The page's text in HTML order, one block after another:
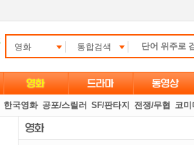
영화 통합검색
한국영화 공포/스릴러 SF/판타지 전쟁/무협 코미